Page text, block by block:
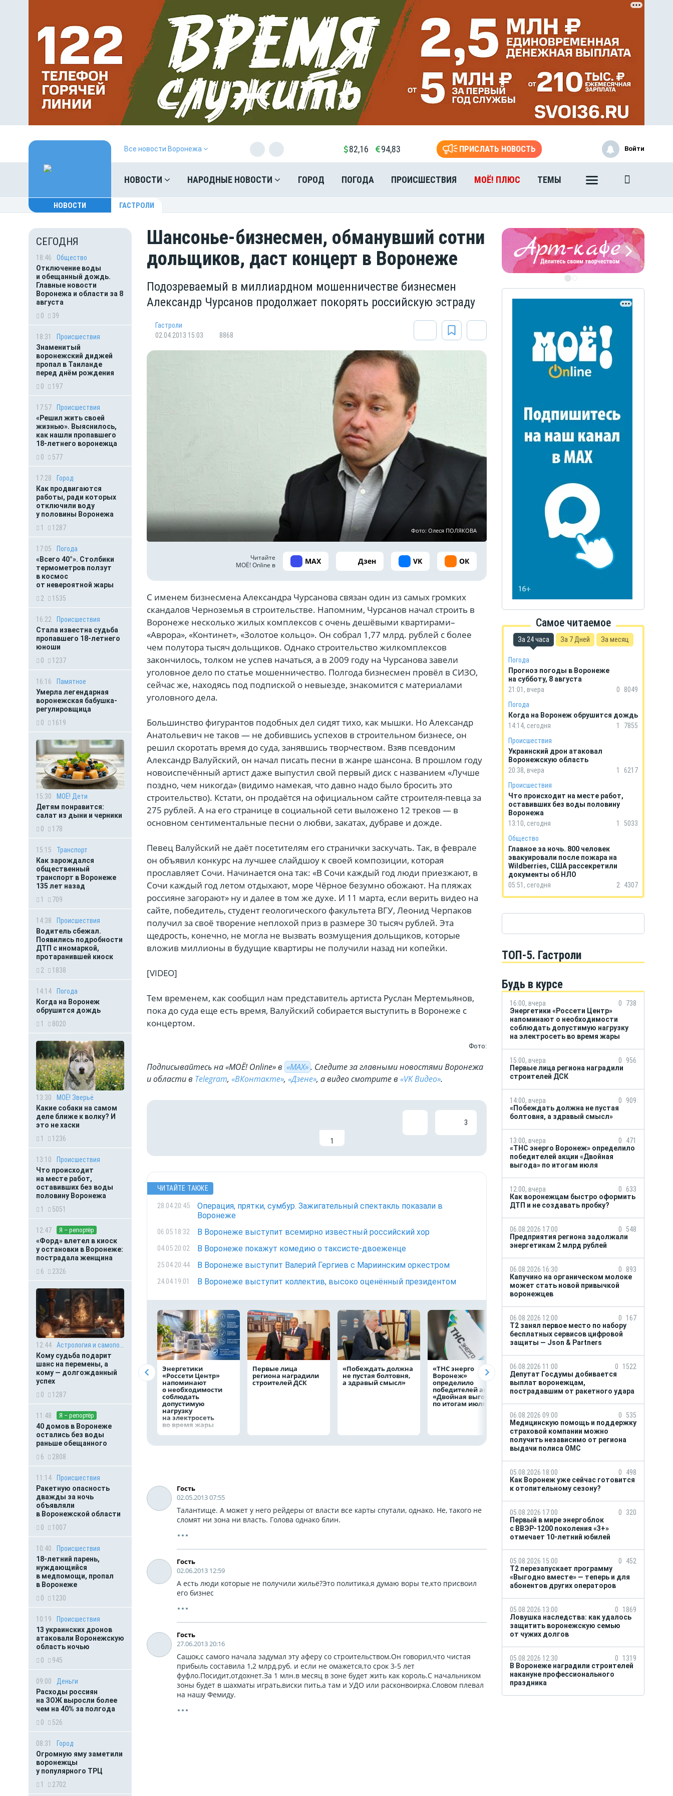
Все новости Воронежа 82,16 94,83 ПРИСЛАТЬ НОВОСТЬ
НОВОСТИ НАРОДНЫЕ НОВОСТИ ГОРОД ПОГОДА ПРОИСШЕСТВИЯ МОЁ! ПЛЮС ТЕМЫ
Войти
НОВОСТИ ГАСТРОЛИ
СЕГОДНЯ
18:46
Общество
Отключение воды
и обещанный дождь.
Главные новости
Воронежа и области за 8
августа
0
39
18:31
Происшествия
Знаменитый
воронежский диджей
пропал в Таиланде
перед днём рождения
0
197
17:57
Происшествия
«Решил жить своей
жизнью». Выяснилось,
как нашли пропавшего
18-летнего воронежца
0
577
17:28
Город
Как продвигаются
работы, ради которых
отключили воду
у половины Воронежа
1
1287
17:05
Погода
«Всего 40°». Столбики
термометров ползут
в космос
от невероятной жары
2
1535
16:22
Происшествия
Стала известна судьба
пропавшего 18-летнего
юноши
0
1237
16:16
Памятное
Умерла легендарная
воронежская бабушка-
регулировщица
0
1619
15:30
МОЁ! Дети
Детям понравится:
салат из дыни и черники
0
178
15:15
Транспорт
Как зарождался
общественный
транспорт в Воронеже
135 лет назад
1
709
14:38
Происшествия
Водитель сбежал.
Появились подробности
ДТП с иномаркой,
протаранившей киоск
2
1838
14:14
Погода
Когда на Воронеж
обрушится дождь
1
8020
13:30
МОЁ! Зверьё
Какие собаки на самом
деле ближе к волку? И
это не хаски
1
1236
13:10
Происшествия
Что происходит
на месте работ,
оставивших без воды
половину Воронежа
1
5051
12:47 Я – репортёр
«Форд» влетел в киоск
у остановки в Воронеже:
пострадала женщина
6
2326
12:44
Кому судьба подарит
шанс на перемены, а
кому — долгожданный
успех
0
1287
11:48 Я – репортёр
40 домов в Воронеже
остались без воды
раньше обещанного
6
2808
11:14
Происшествия
Ракетную опасность
дважды за ночь
объявляли
в Воронежской области
0
1007
10:40
Происшествия
18-летний парень,
нуждающийся
в медпомощи, пропал
в Воронеже
0
1230
10:19
Происшествия
13 украинских дронов
атаковали Воронежскую
область ночью
0
945
09:00
Деньги
Расходы россиян
на ЗОЖ выросли более
чем на 40% за полгода
0
526
08:31
Город
Огромную яму заметили
воронежцы
у популярного ТРЦ
1
2702
Шансонье-бизнесмен, обманувший сотни
дольщиков, даст концерт в Воронеже
Подозреваемый в миллиардном мошенничестве бизнесмен
Александр Чурсанов продолжает покорять российскую эстраду
Гастроли
02.04.2013 15:03
8868
Фото: Олеся ПОЛЯКОВА
Читайте
МОЁ! Online в
MAX Дзен VK ОК
С именем бизнесмена Александра Чурсанова связан один из самых громких
скандалов Черноземья в строительстве. Напомним, Чурсанов начал строить в
Воронеже несколько жилых комплексов с очень дешёвыми квартирами–
«Аврора», «Континет», «Золотое кольцо». Он собрал 1,77 млрд. рублей с более
чем полутора тысяч дольщиков. Однако строительство жилкомплексов
закончилось, толком не успев начаться, а в 2009 году на Чурсанова завели
уголовное дело по статье мошенничество. Полгода бизнесмен провёл в СИЗО,
сейчас же, находясь под подпиской о невыезде, знакомится с материалами
уголовного дела.
Большинство фигурантов подобных дел сидят тихо, как мышки. Но Александр
Анатольевич не таков — не добившись успехов в строительном бизнесе, он
решил скоротать время до суда, занявшись творчеством. Взяв псевдоним
Александр Валуйский, он начал писать песни в жанре шансона. В прошлом году
новоиспечённый артист даже выпустил свой первый диск с названием «Лучше
поздно, чем никогда» (видимо намекая, что давно надо было бросить это
строительство). Кстати, он продаётся на официальном сайте строителя-певца за
275 рублей. А на его странице в социальной сети выложено 12 треков — в
основном сентиментальные песни о любви, закатах, дубраве и дожде.
Певец Валуйский не даёт посетителям его странички заскучать. Так, в феврале
он объявил конкурс на лучшее слайдшоу к своей композиции, которая
прославляет Сочи. Начинается она так: «В Сочи каждый год люди приезжают, в
Сочи каждый год летом отдыхают, море Чёрное безумно обожают. На пляжах
россияне загорают» ну и далее в том же духе. И 11 марта, если верить видео на
сайте, победитель, студент геологического факультета ВГУ, Леонид Черпаков
получил за своё творение неплохой приз в размере 30 тысяч рублей. Эта
щедрость, конечно, не могла не вызвать возмущения дольщиков, которые
вложив миллионы в будущие квартиры не получили назад ни копейки.
[VIDEO]
Тем временем, как сообщил нам представитель артиста Руслан Мертемьянов,
пока до суда еще есть время, Валуйский собирается выступить в Воронеже с
концертом.
Фото:
Подписывайтесь на «МОЁ! Online» в «МАХ». Cледите за главными новостями Воронежа
и области в Telegram, «ВКонтакте», «Дзене», а видео смотрите в «VK Видео».
1
3
ЧИТАЙТЕ ТАКЖЕ
28.04 20:45
Операция, прятки, сумбур. Зажигательный спектакль показали в
Воронеже
06.05 18:32 В Воронеже выступит всемирно известный российский хор
04.05 20:02 В Воронеже покажут комедию о таксисте-двоеженце
25.04 20:44 В Воронеже выступит Валерий Гергиев с Мариинским оркестром
24.04 19:01 В Воронеже выступит коллектив, высоко оценённый президентом
Энергетики
«Россети Центр»
напоминают
о необходимости
соблюдать
допустимую
нагрузку
на электросеть
во время жары
Первые лица
региона наградили
строителей ДСК
«Побеждать должна
не пустая болтовня,
а здравый смысл»
«ТНС энерго
Воронеж»
определило
победителей акции
«Двойная выгода»
по итогам июля
Как воронежцам
быстро оформить
ДТП и не создавать
пробку?
Предприятия
региона
рублей
Гость
02.05.2013 07:55
Талантище. А может у него рейдеры от власти все карты спутали, однако. Не, такого не
сломят ни зона ни власть. Голова однако блин.
Гость
02.06.2013 12:59
А есть люди которые не получили жильё?Это политика,я думаю воры те,кто присвоил
его бизнес
Гость
27.06.2013 20:16
Сашок,с самого начала задумал эту аферу со строительством.Он говорил,что чистая
прибыль составила 1,2 млрд.руб. и если не омажется,то срок 3-5 лет
фуфло.Посидит,отдохнет.За 1 млн.в месяц в зоне будет жить как король.С начальником
зоны будет в шахматы играть,виски пить,а там и УДО или расконвоирка.Словом плевал
на нашу Фемиду.
ЭТО БЫЛО В АФГАНЕ
воинов-интернационалистов
ЭТО БЫЛО В
Книга памяти воронежских
Самое читаемое
За 24 часа За 7 Дней За месяц
Погода
Прогноз погоды в Воронеже
на субботу, 8 августа
21:01, вчера
0
8049
Погода
Когда на Воронеж обрушится дождь
14:14, сегодня
1
7855
Происшествия
Украинский дрон атаковал
Воронежскую область
20:38, вчера
1
6217
Происшествия
Что происходит на месте работ,
оставивших без воды половину
Воронежа
13:10, сегодня
1
5033
Общество
Главное за ночь. 800 человек
эвакуировали после пожара на
Wildberries, США рассекретили
документы об НЛО
05:51, сегодня
2 4307
ТОП-5. Гастроли
Будь в курсе
16:00, вчера 0
738
Энергетики «Россети Центр»
напоминают о необходимости
соблюдать допустимую нагрузку
на электросеть во время жары
15:00, вчера 0
956
Первые лица региона наградили
строителей ДСК
14:00, вчера 0
909
«Побеждать должна не пустая
болтовня, а здравый смысл»
13:00, вчера 0
471
«ТНС энерго Воронеж» определило
победителей акции «Двойная
выгода» по итогам июля
12:00, вчера 0
633
Как воронежцам быстро оформить
ДТП и не создавать пробку?
06.08.2026 17:00 0 548
Предприятия региона задолжали
энергетикам 2 млрд рублей
06.08.2026 16:30 0
893
Капучино на органическом молоке
может стать новой привычкой
воронежцев
06.08.2026 12:00 0
167
Т2 занял первое место по набору
бесплатных сервисов цифровой
защиты — Json & Partners
06.08.2026 11:00 0
1522
Депутат Госдумы добивается
выплат воронежцам,
пострадавшим от ракетного удара
06.08.2026 09:00 0 535
Медицинскую помощь и поддержку
страховой компании можно
получить независимо от региона
выдачи полиса ОМС
05.08.2026 18:00 0
498
Как Воронеж уже сейчас готовится
к отопительному сезону?
05.08.2026 17:00 0
320
Первый в мире энергоблок
с ВВЭР-1200 поколения «3+»
отмечает 10-летний юбилей
05.08.2026 15:00 0
452
Т2 перезапускает программу
«Выгодно вместе» — теперь и для
абонентов других операторов
05.08.2026 13:00 0
1869
Ловушка наследства: как удалось
защитить воронежскую семью
от чужих долгов
05.08.2026 12:30 0
1319
В Воронеже наградили строителей
накануне профессионального
праздника